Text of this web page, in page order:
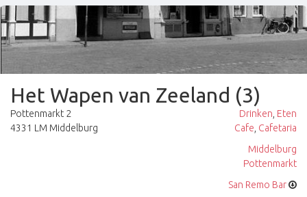
Het Wapen van Zeeland (3)
Pottenmarkt 2
4331 LM Middelburg
Drinken Eten
Cafe Cafetaria
Middelburg
Pottenmarkt
San Remo Bar